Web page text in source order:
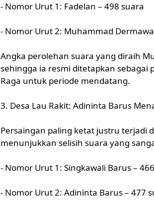
- Nomor Urut 1: Fadelan – 498 suara
- Nomor Urut 2: Muhammad
Angka perolehan suara yang diraih
sehingga ia resmi ditetapkan sebagai
Raga untuk periode mendatang.
3. Desa Lau Rakit: Adininta Barus
Persaingan paling ketat justru terjadi
menunjukkan selisih suara yang
- Nomor Urut 1: Singkawali Barus –
- Nomor Urut 2: Adininta Barus – 477